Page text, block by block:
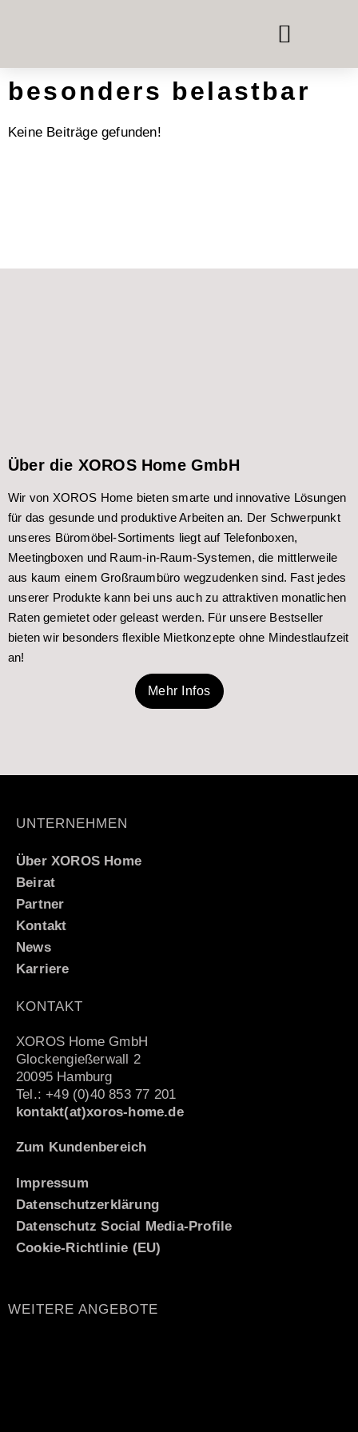
besonders belastbar
Keine Beiträge gefunden!
Über die XOROS Home GmbH
Wir von XOROS Home bieten smarte und innovative Lösungen
für das gesunde und produktive Arbeiten an. Der Schwerpunkt
unseres Büromöbel-Sortiments liegt auf Telefonboxen,
Meetingboxen und Raum-in-Raum-Systemen, die mittlerweile
aus kaum einem Großraumbüro wegzudenken sind. Fast jedes
unserer Produkte kann bei uns auch zu attraktiven monatlichen
Raten gemietet oder geleast werden. Für unsere Bestseller
bieten wir besonders flexible Mietkonzepte ohne Mindestlaufzeit
an!
Mehr Infos
UNTERNEHMEN
Über XOROS Home
Beirat
Partner
Kontakt
News
Karriere
KONTAKT
XOROS Home GmbH
Glockengießerwall 2
20095 Hamburg
Tel.: +49 (0)40 853 77 201
kontakt(at)xoros-home.de
Zum Kundenbereich
Impressum
Datenschutzerklärung
Datenschutz Social Media-Profile
Cookie-Richtlinie (EU)
WEITERE ANGEBOTE